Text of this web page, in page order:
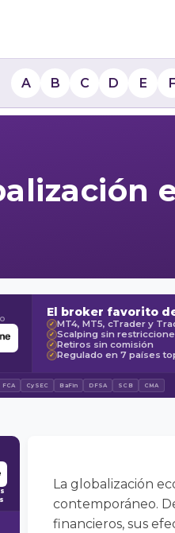
A B C D E F
El broker favorito
✓ MT4, MT5, cTrader y
✓ Scalping sin
✓ Retiros sin comisión
✓ Regulado en 7 países
FCA CySEC BaFin DFSA SCB CMA
La globalización
contemporáneo.
financieros, sus